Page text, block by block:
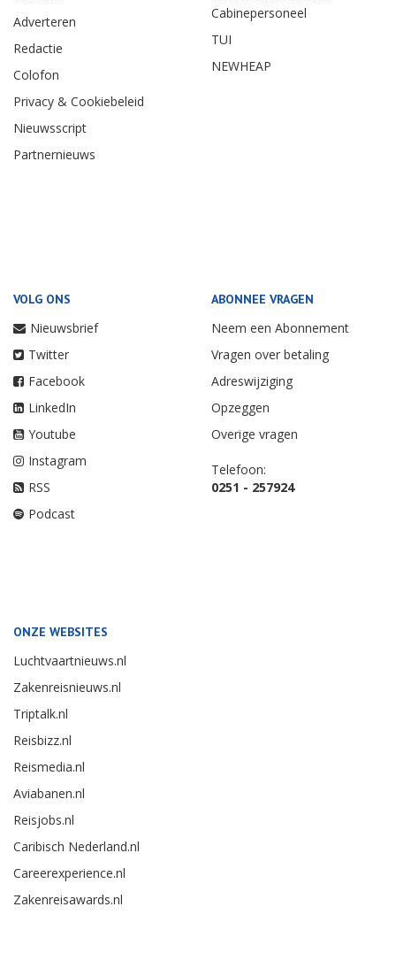
Adverteren
Redactie
Colofon
Privacy & Cookiebeleid
Nieuwsscript
Partnernieuws
Cabinepersoneel
TUI
NEWHEAP
VOLG ONS
Nieuwsbrief
Twitter
Facebook
LinkedIn
Youtube
Instagram
RSS
Podcast
ABONNEE VRAGEN
Neem een Abonnement
Vragen over betaling
Adreswijziging
Opzeggen
Overige vragen
Telefoon:
0251 - 257924
ONZE WEBSITES
Luchtvaartnieuws.nl
Zakenreisnieuws.nl
Triptalk.nl
Reisbizz.nl
Reismedia.nl
Aviabanen.nl
Reisjobs.nl
Caribisch Nederland.nl
Careerexperience.nl
Zakenreisawards.nl